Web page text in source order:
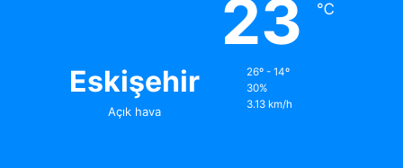
Eskişehir
Açık hava
23 ℃
26º - 14º
30%
3.13 km/h